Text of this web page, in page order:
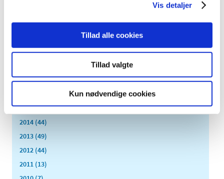
Vis detaljer
Tillad alle cookies
Tillad valgte
Kun nødvendige cookies
2021 (516)
2019 (159)
2017 (167)
2015 (33)
2014 (44)
2013 (49)
2012 (44)
2011 (13)